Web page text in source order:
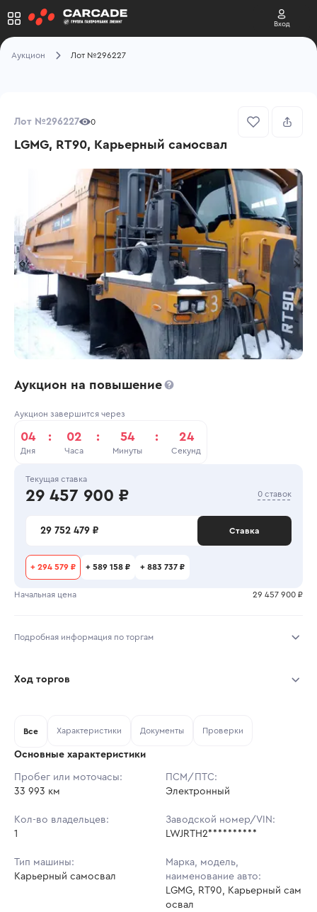
Вход
Аукцион Лот №296227
Лот №296227 0
LGMG, RT90, Карьерный самосвал
Аукцион на повышение
Аукцион завершится через
04
Дня
: 02
Часа
: 54
Минуты
: 24
Секунд
Текущая ставка
29 457 900 ₽ 0 ставок
29 752 479 ₽ Ставка
+ 294 579 ₽ + 589 158 ₽ + 883 737 ₽
Начальная цена 29 457 900 ₽
Подробная информация по торгам
Тип аукциона: Открытые торги
Шаг торгов: 294 579 ₽
Кол-во ставок:
Ход торгов
Ставок не найдено
в аукционах
Все Характеристики Документы Проверки
Основные характеристики
Пробег или моточасы:
33 993 км
ПСМ/ПТС:
Электронный
Кол-во владельцев:
1
Заводской номер/VIN:
LWJRTH2**********
Тип машины:
Карьерный самосвал
Марка, модель,
наименование авто:
LGMG, RT90, Карьерный сам
освал